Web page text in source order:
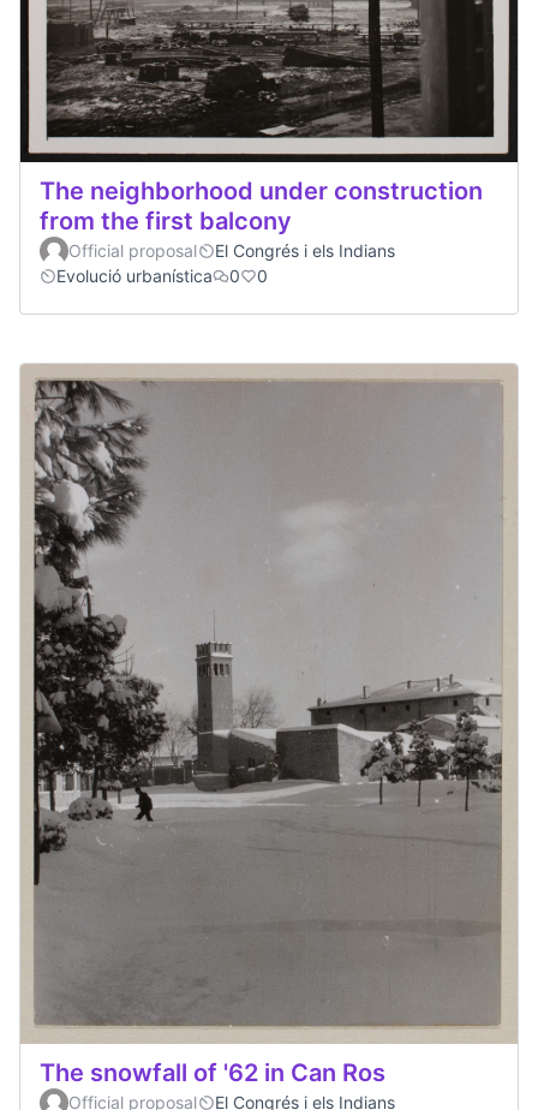
The neighborhood under construction
from the first balcony
Official proposal
El Congrés i els Indians
Evolució urbanística
0 0
The snowfall of '62 in Can Ros
Official proposal El Congrés i els Indians